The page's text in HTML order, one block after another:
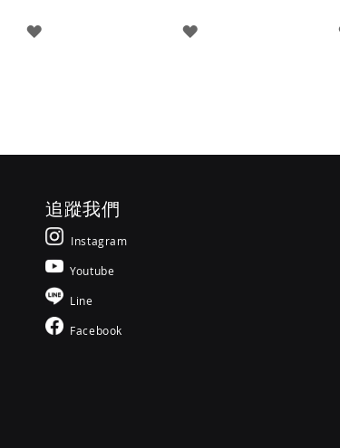
登
登
追蹤我們
Instagram
Youtube
Line
Facebook